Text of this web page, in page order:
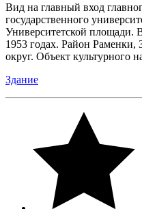
Вид на главный вход
государственного
Университетской площади.
1953 годах. Район
округ. Объект культурного
Здание